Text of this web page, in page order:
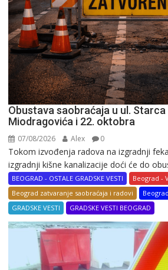
Obustava saobraćaja u ul.
Miodragovića i 22. oktobra
07/08/2026 Alex 0
Tokom izvođenja radova na izgradnji
izgradnji kišne kanalizacije doći će do
BEOGRAD - OSTALE GRADSKE VESTI
Beograd -
Beograd zatvaranje saobraćaja i radovi
GRADSKE VESTI
GRADSKE VESTI BEOGRAD